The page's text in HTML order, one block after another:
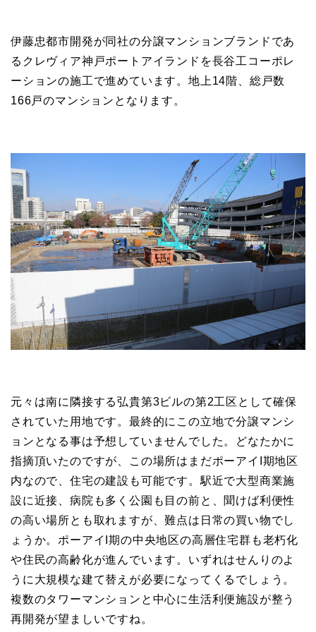
伊藤忠都市開発が同社の分譲マンションブランドであ
るクレヴィア神戸ポートアイランドを長谷工コーポレ
ーションの施工で進めています。地上14階、総戸数
166戸のマンションとなります。
元々は南に隣接する弘貴第3ビルの第2工区として確保
されていた用地です。最終的にこの立地で分譲マンシ
ョンとなる事は予想していませんでした。どなたかに
指摘頂いたのですが、この場所はまだポーアイI期地区
内なので、住宅の建設も可能です。駅近で大型商業施
設に近接、病院も多く公園も目の前と、聞けば利便性
の高い場所とも取れますが、難点は日常の買い物でし
ょうか。ポーアイI期の中央地区の高層住宅群も老朽化
や住民の高齢化が進んでいます。いずれはせんりのよ
うに大規模な建て替えが必要になってくるでしょう。
複数のタワーマンションと中心に生活利便施設が整う
再開発が望ましいですね。